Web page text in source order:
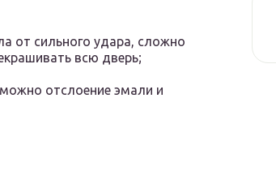
от сильного удара, сложно
всю дверь;
отслоение эмали и